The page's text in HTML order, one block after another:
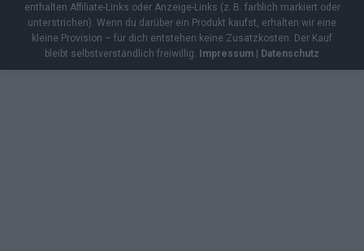
enthalten Affiliate-Links oder Anzeige-Links (z. B. farblich markiert oder
unterstrichen). Wenn du darüber ein Produkt kaufst, erhalten wir eine
kleine Provision – für dich entstehen keine Zusatzkosten. Der Kauf
bleibt selbstverständlich freiwillig. Impressum | Datenschutz